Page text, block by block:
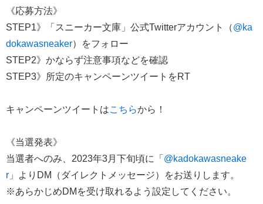
《応募方法》
STEP1》「スニーカー文庫」公式Twitterアカウント（@ka
dokawasneaker）をフォロー
STEP2》かならず注意事項などを確認
STEP3》所定のキャンペーンツイートをRT
キャンペーンツイートはこちらから！
《当選発表》
当選者へのみ、2023年3月下旬頃に「 @kadokawasneake
r 」よりDM（ダイレクトメッセージ）をお送りします。
※あらかじめDMを受け取れるよう設定してください。